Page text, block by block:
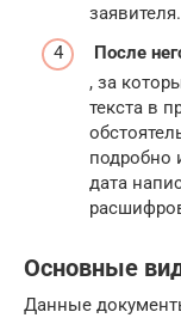
После
, за
текста в
подробно
дата
Основные
Данные